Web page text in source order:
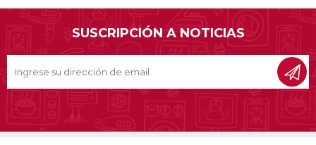
SUSCRIPCIÓN A NOTICIAS